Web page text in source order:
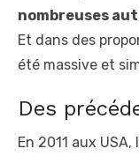
nombreuses
Et dans des
été massive et
Des
En 2011 aux